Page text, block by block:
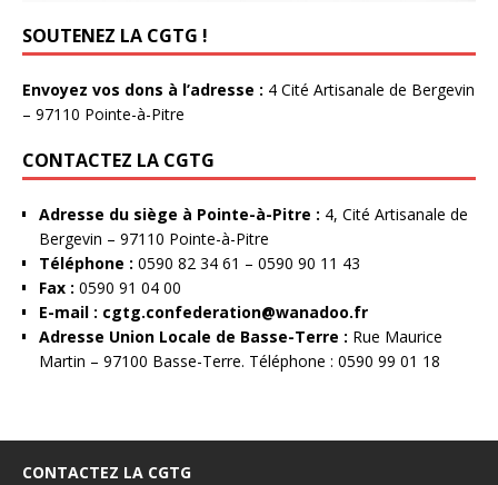
SOUTENEZ LA CGTG !
Envoyez vos dons à l’adresse : 4 Cité Artisanale de Bergevin
– 97110 Pointe-à-Pitre
CONTACTEZ LA CGTG
Adresse du siège à Pointe-à-Pitre : 4, Cité Artisanale de
Bergevin – 97110 Pointe-à-Pitre
Téléphone : 0590 82 34 61 – 0590 90 11 43
Fax : 0590 91 04 00
E-mail : cgtg.confederation@wanadoo.fr
Adresse Union Locale de Basse-Terre : Rue Maurice
Martin – 97100 Basse-Terre. Téléphone : 0590 99 01 18
CONTACTEZ LA CGTG